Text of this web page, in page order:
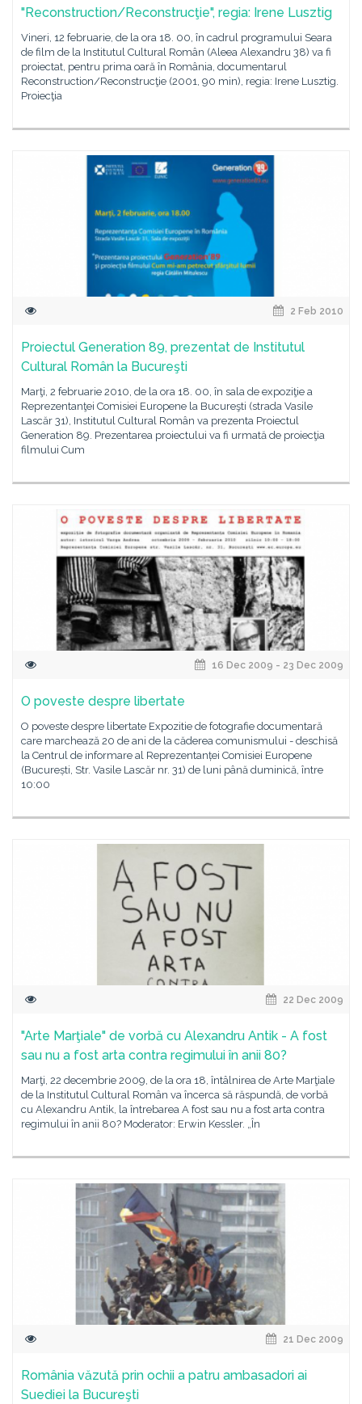
"Reconstruction/Reconstrucţie", regia: Irene Lusztig
Vineri, 12 februarie, de la ora 18. 00, în cadrul programului Seara
de film de la Institutul Cultural Român (Aleea Alexandru 38) va fi
proiectat, pentru prima oară în România, documentarul
Reconstruction/Reconstrucţie (2001, 90 min), regia: Irene Lusztig.
Proiecţia
2 Feb 2010
Proiectul Generation 89, prezentat de Institutul
Cultural Român la Bucureşti
Marţi, 2 februarie 2010, de la ora 18. 00, în sala de expoziţie a
Reprezentanţei Comisiei Europene la Bucureşti (strada Vasile
Lascăr 31), Institutul Cultural Român va prezenta Proiectul
Generation 89. Prezentarea proiectului va fi urmată de proiecţia
filmului Cum
16 Dec 2009 - 23 Dec 2009
O poveste despre libertate
O poveste despre libertate Expozitie de fotografie documentară
care marchează 20 de ani de la căderea comunismului - deschisă
la Centrul de informare al Reprezentanței Comisiei Europene
(București, Str. Vasile Lascăr nr. 31) de luni până duminică, între
10:00
22 Dec 2009
"Arte Marţiale" de vorbă cu Alexandru Antik - A fost
sau nu a fost arta contra regimului în anii 80?
Marţi, 22 decembrie 2009, de la ora 18, întâlnirea de Arte Marţiale
de la Institutul Cultural Român va încerca să răspundă, de vorbă
cu Alexandru Antik, la întrebarea A fost sau nu a fost arta contra
regimului în anii 80? Moderator: Erwin Kessler. „În
21 Dec 2009
România văzută prin ochii a patru ambasadori ai
Suediei la Bucureşti